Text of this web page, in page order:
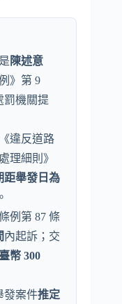
陳述意
》第 9
罰機關提
違反道路
理細則》
距舉發日為
例第 87 條
內起訴；交
幣 300
發案件推定